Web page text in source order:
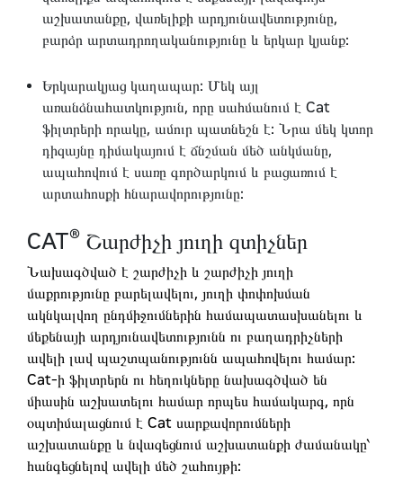
աշխատանքը, վառելիքի արդյունավետությունը,
բարձր արտադրողականությունը և երկար կյանք:
Երկարակյաց կաղապար: Մեկ այլ
առանձնահատկություն, որը սահմանում է Cat
ֆիլտրերի որակը, ամուր պատնեշն է: Նրա մեկ կտոր
դիզայնը դիմակայում է ճնշման մեծ անկմանը,
ապահովում է սառը գործարկում և բացառում է
արտահոսքի հնարավորությունը:
CAT® Շարժիչի յուղի զտիչներ
Նախագծված է շարժիչի և շարժիչի յուղի
մաքրությունը բարելավելու, յուղի փոփոխման
ակնկալվող ընդմիջումներին համապատասխանելու և
մեքենայի արդյունավետությունն ու բաղադրիչների
ավելի լավ պաշտպանությունն ապահովելու համար:
Cat-ի ֆիլտրերն ու հեղուկները նախագծված են
միասին աշխատելու համար որպես համակարգ, որն
օպտիմալացնում է Cat սարքավորումների
աշխատանքը և նվազեցնում աշխատանքի ժամանակը՝
հանգեցնելով ավելի մեծ շահույթի: